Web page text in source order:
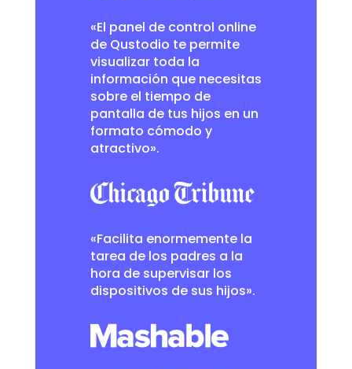
«El panel de control online
de Qustodio te permite
visualizar toda la
información que necesitas
sobre el tiempo de
pantalla de tus hijos en un
formato cómodo y
atractivo».
«Facilita enormemente la
tarea de los padres a la
hora de supervisar los
dispositivos de sus hijos».